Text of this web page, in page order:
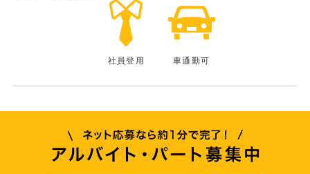
社員登用 車通勤可